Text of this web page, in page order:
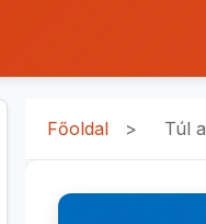
Főoldal > Túl